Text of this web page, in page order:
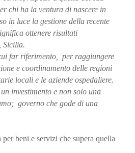
chi ha la ventura di nascere in
in luce la gestione della recente
ottenere risultati
Sicilia.
far riferimento, per raggiungere
e coordinamento delle regioni
locali e le aziende ospedaliere.
investimento e non solo una
governo che gode di una
beni e servizi che supera quella